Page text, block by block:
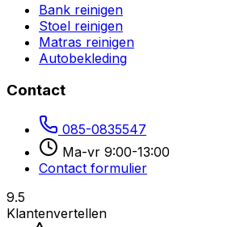
Bank reinigen
Stoel reinigen
Matras reinigen
Autobekleding
Contact
085-0835547
Ma-vr 9:00-13:00
Contact formulier
9.5
Klantenvertellen